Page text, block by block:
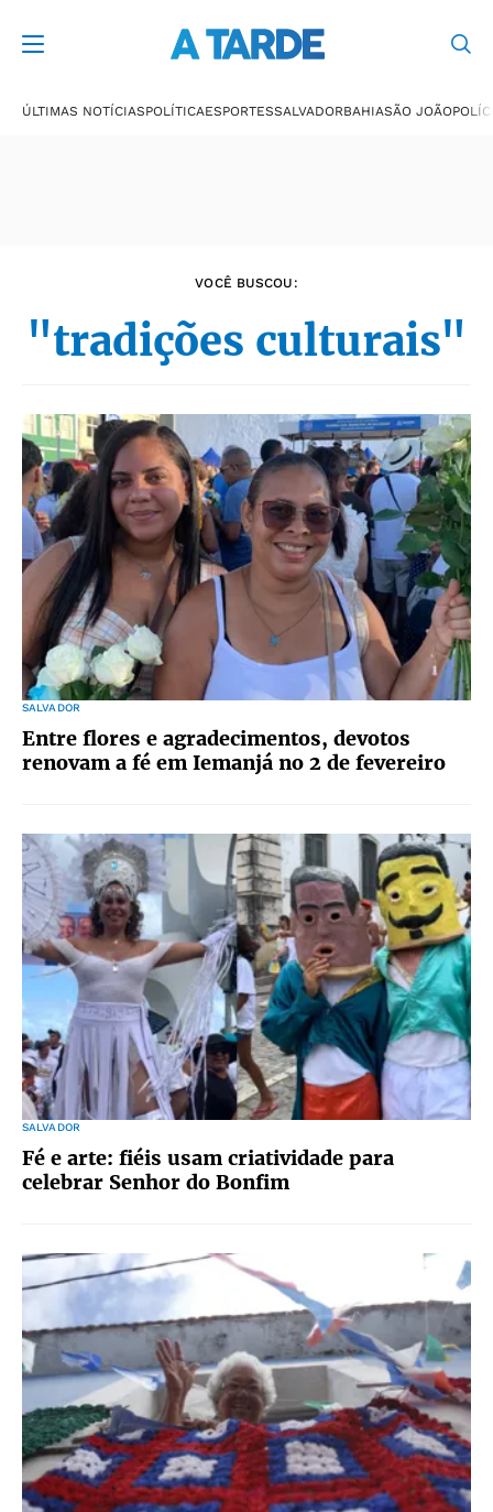
ÚLTIMAS NOTÍCIASPOLÍTICAESPORTESSALVADORBAHIASÃO JOÃO
VOCÊ BUSCOU:
"tradições culturais"
SALVADOR
Entre flores e agradecimentos, devotos
renovam a fé em Iemanjá no 2 de fevereiro
SALVADOR
Fé e arte: fiéis usam criatividade para
celebrar Senhor do Bonfim